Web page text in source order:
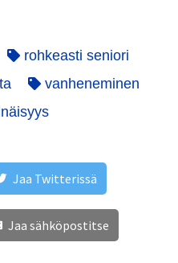
rohkeasti seniori
vanheneminen
Jaa Twitterissä
Jaa sähköpostitse